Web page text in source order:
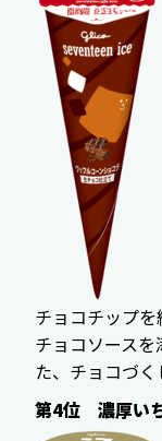
チョコチップ
チョコソース
た、チョコづく
第4位 濃厚い